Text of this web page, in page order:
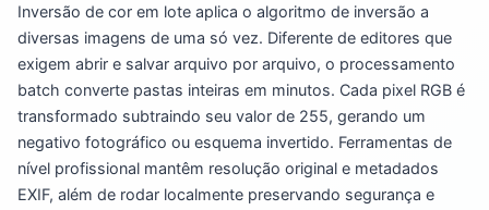
Inversão de cor em lote aplica o algoritmo de inversão a
diversas imagens de uma só vez. Diferente de editores que
exigem abrir e salvar arquivo por arquivo, o processamento
batch converte pastas inteiras em minutos. Cada pixel RGB é
transformado subtraindo seu valor de 255, gerando um
negativo fotográfico ou esquema invertido. Ferramentas de
nível profissional mantêm resolução original e metadados
EXIF, além de rodar localmente preservando segurança e